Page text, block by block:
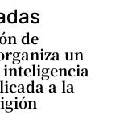
de
un
a la